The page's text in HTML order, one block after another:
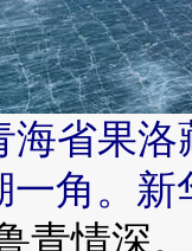
海省果
一角。新
情深。